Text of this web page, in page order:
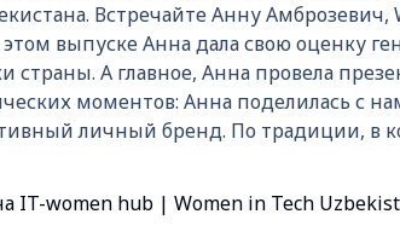
Встречайте Анну Амброзевич,
выпуске Анна дала свою оценку
А главное, Анна провела
моментов: Анна поделилась
личный бренд. По традиции, в
IT-women hub | Women in Tech